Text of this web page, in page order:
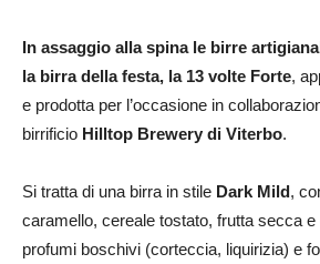
In assaggio alla spina le birre
la birra della festa, la 13 volte Forte,
e prodotta per l’occasione in
birrificio Hilltop Brewery di Viterbo.
Si tratta di una birra in stile Dark Mild,
caramello, cereale tostato, frutta secca
profumi boschivi (corteccia, liquirizia) e